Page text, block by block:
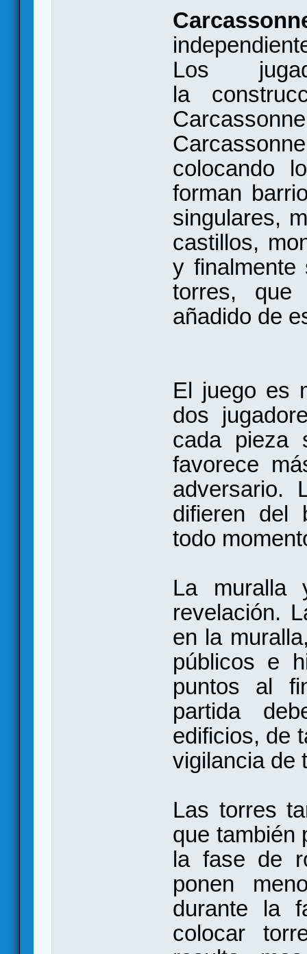
Los
la
colocando
forman
singulares,
castillos,
y
torres,
añadido de
El juego es
dos
cada pieza
favorece
adversario.
difieren del
todo
La muralla
revelación.
en la
públicos e
puntos al
partida
edificios, de
vigilancia de
Las torres
que también
la fase de
ponen
durante la
colocar